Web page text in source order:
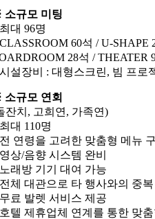
규모 미팅
대 96명
60석 / U-SHAPE
28석 / THEATER
설장비 : 대형스크린, 빔 프로
규모 연회
잔치, 고희연, 가족연)
대 110명
연령을 고려한 맞춤형 메뉴
상/음향 시스템 완비
래방 기기 대여 가능
체 대관으로 타 행사와의 중
료 발렛 서비스 제공
텔 제휴업체 연계를 통한 맞